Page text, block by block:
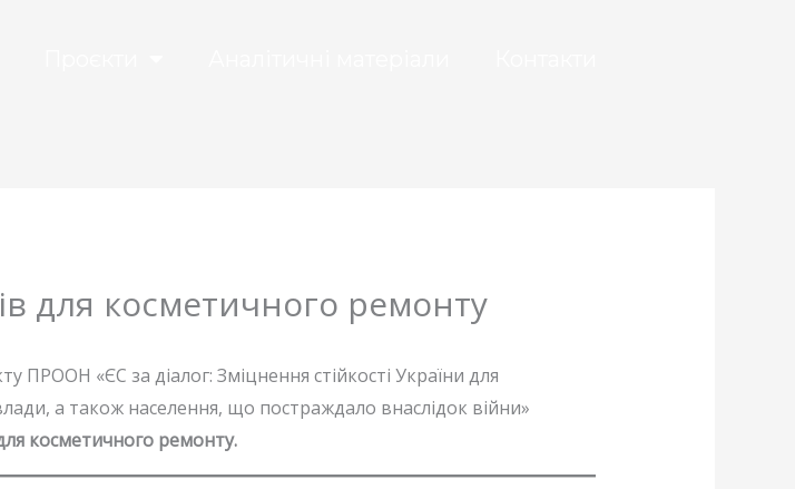
для косметичного ремонту
ПРООН «ЄС за діалог: Зміцнення стійкості України для
а також населення, що постраждало внаслідок війни»
косметичного ремонту.